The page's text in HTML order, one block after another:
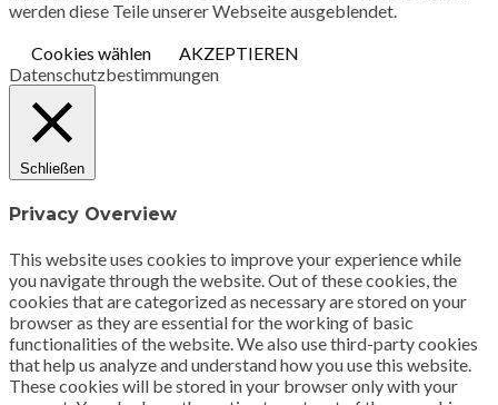
werden diese Teile unserer Webseite ausgeblendet.
Cookies wählen
AKZEPTIEREN
Datenschutzbestimmungen
Schließen
Privacy Overview
This website uses cookies to improve your experience while
you navigate through the website. Out of these cookies, the
cookies that are categorized as necessary are stored on your
browser as they are essential for the working of basic
functionalities of the website. We also use third-party cookies
that help us analyze and understand how you use this website.
These cookies will be stored in your browser only with your